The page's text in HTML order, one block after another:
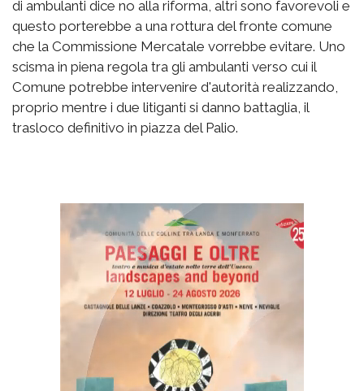
di ambulanti dice no alla riforma, altri sono favorevoli e
questo porterebbe a una rottura del fronte comune
che la Commissione Mercatale vorrebbe evitare. Uno
scisma in piena regola tra gli ambulanti verso cui il
Comune potrebbe intervenire d'autorità realizzando,
proprio mentre i due litiganti si danno battaglia, il
trasloco definitivo in piazza del Palio.